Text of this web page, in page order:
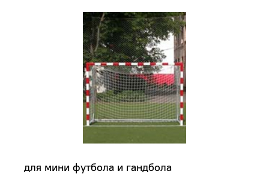
для мини футбола и гандбола